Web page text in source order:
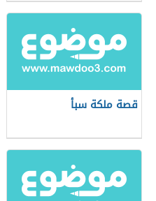
قصة ملكة سبأ